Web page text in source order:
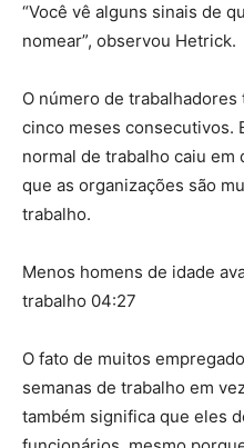
“Você vê alguns sinais de
nomear”, observou Hetrick.
O número de
cinco meses consecutivos.
normal de trabalho caiu em
que as organizações são
trabalho.
Menos homens de idade
trabalho 04:27
O fato de muitos
semanas de trabalho em
também significa que eles